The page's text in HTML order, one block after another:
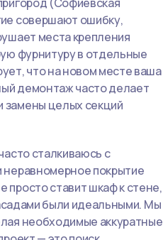
совершают ошибку,
места крепления
фурнитуру в отдельные
что на новом месте ваша
демонтаж часто делает
замены целых секций
сталкиваюсь с
неравномерное покрытие
ставит шкаф к стене,
были идеальными. Мы
необходимые аккуратные